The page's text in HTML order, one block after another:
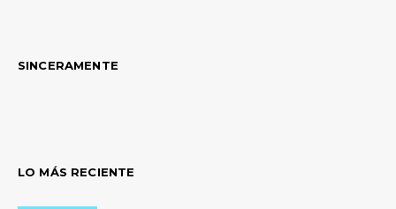
SINCERAMENTE
LO MÁS RECIENTE